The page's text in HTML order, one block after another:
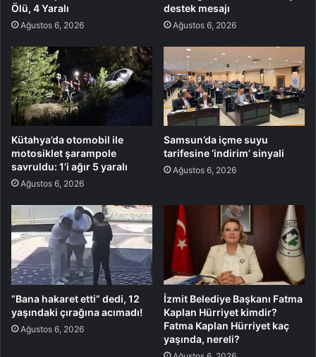
Ölü, 4 Yaralı
Ağustos 6, 2026
destek mesajı
Ağustos 6, 2026
Kütahya’da otomobil ile
motosiklet şarampole
savruldu: 1’i ağır 5 yaralı
Ağustos 6, 2026
Samsun’da içme suyu
tarifesine ‘indirim’ sinyali
Ağustos 6, 2026
“Bana hakaret etti” dedi, 12
yaşındaki çırağına acımadı!
Ağustos 6, 2026
İzmit Belediye Başkanı Fatma
Kaplan Hürriyet kimdir?
Fatma Kaplan Hürriyet kaç
yaşında, nereli?